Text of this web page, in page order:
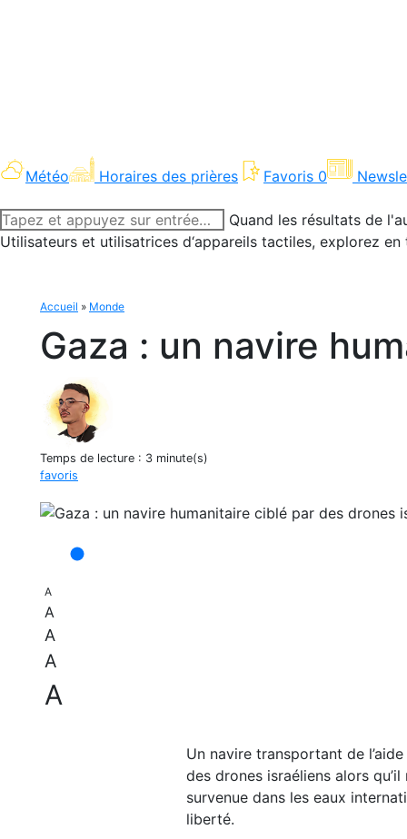
Météo Horaires des prières Favoris 0
Recherche
:
Quand les résultats de
Utilisateurs et utilisatrices d‘appareils tactiles, explorez
Accueil » Monde
Gaza : un navire
Temps de lecture : 3 minute(s)
favoris
A
A
A
A
A
Un navire transportant de
des drones israéliens alors
survenue dans les eaux
liberté.